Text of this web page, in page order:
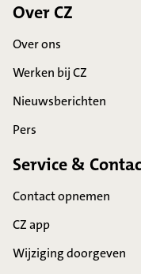
Over CZ
Over ons
Werken bij CZ
Nieuwsberichten
Pers
Service &
Contact opnemen
CZ app
Wijziging doorgeven